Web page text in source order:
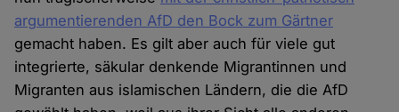
argumentierenden AfD den Bock zum Gärtner
gemacht haben. Es gilt aber auch für viele gut
integrierte, säkular denkende Migrantinnen und
Migranten aus islamischen Ländern, die die AfD